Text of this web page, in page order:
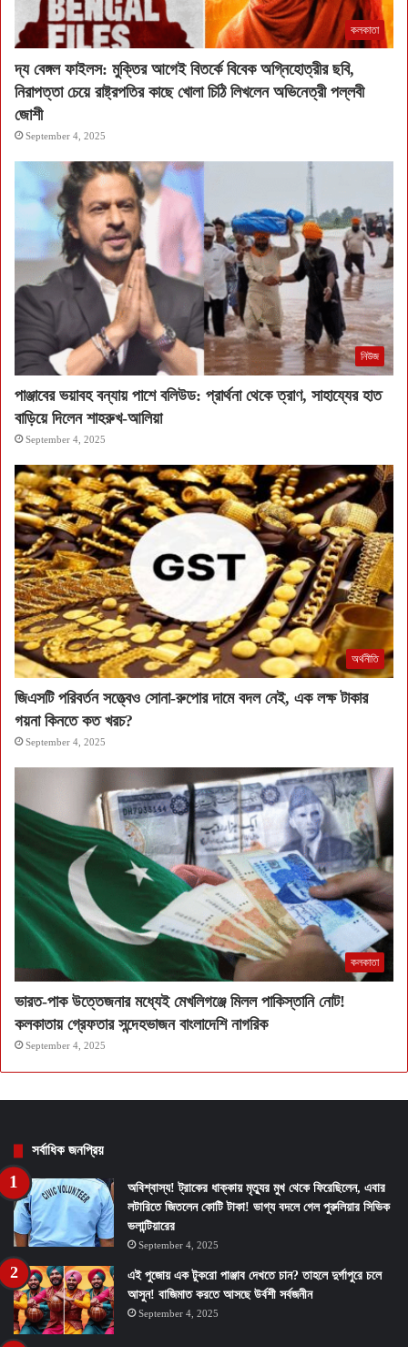
কলকাতা
দ্য বেঙ্গল ফাইলস: মুক্তির আগেই বিতর্কে বিবেক অগ্নিহোত্রীর ছবি,
নিরাপত্তা চেয়ে রাষ্ট্রপতির কাছে খোলা চিঠি লিখলেন অভিনেত্রী পল্লবী
জোশী
September 4, 2025
নিউজ
পাঞ্জাবের ভয়াবহ বন্যায় পাশে বলিউড: প্রার্থনা থেকে ত্রাণ, সাহায্যের হাত
বাড়িয়ে দিলেন শাহরুখ-আলিয়া
September 4, 2025
অর্থনীতি
জিএসটি পরিবর্তন সত্ত্বেও সোনা-রুপোর দামে বদল নেই, এক লক্ষ টাকার
গয়না কিনতে কত খরচ?
September 4, 2025
কলকাতা
ভারত-পাক উত্তেজনার মধ্যেই মেখলিগঞ্জে মিলল পাকিস্তানি নোট!
কলকাতায় গ্রেফতার সন্দেহভাজন বাংলাদেশি নাগরিক
September 4, 2025
সর্বাধিক জনপ্রিয়
অবিশ্বাস্য! ট্রাকের ধাক্কায় মৃত্যুর মুখ থেকে ফিরেছিলেন, এবার
লটারিতে জিতলেন কোটি টাকা! ভাগ্য বদলে গেল পুরুলিয়ার সিভিক
ভলান্টিয়ারের
September 4, 2025
এই পুজোয় এক টুকরো পাঞ্জাব দেখতে চান? তাহলে দুর্গাপুরে চলে
আসুন! বাজিমাত করতে আসছে উর্বশী সর্বজনীন
September 4, 2025